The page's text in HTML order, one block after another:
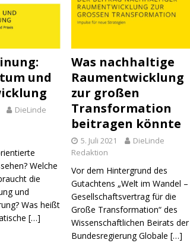
und
DieLinde
Welche
die
und
Was heißt
[…]
Was nachhaltige
Raumentwicklung
zur großen
Transformation
beitragen könnte
5. Juli 2021
DieLinde
Redaktion
Vor dem Hintergrund des
Gutachtens „Welt im Wandel –
Gesellschaftsvertrag für die
Große Transformation“ des
Wissenschaftlichen Beirats der
Bundesregierung Globale[…]